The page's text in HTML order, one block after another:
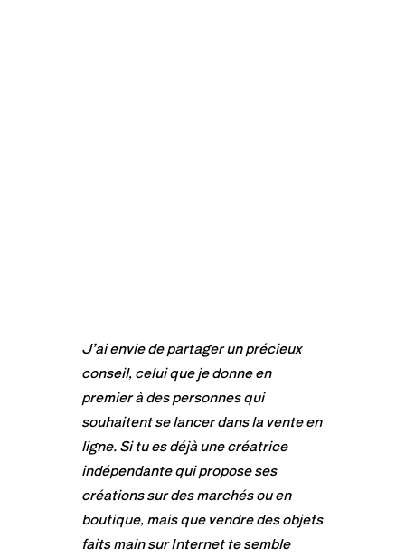
J’ai envie de partager un précieux
conseil, celui que je donne en
premier à des personnes qui
souhaitent se lancer dans la vente en
ligne. Si tu es déjà une créatrice
indépendante qui propose ses
créations sur des marchés ou en
boutique, mais que vendre des objets
faits main sur Internet te semble